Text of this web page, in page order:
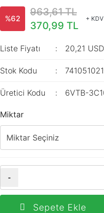
%62
963,61 TL
370,99 TL
+ KDV
Liste Fiyatı 20,21
Stok Kodu
Üretici Kodu 6VTB-
Miktar
-
Sepete Ekle